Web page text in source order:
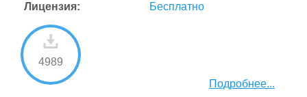
Лицензия: Бесплатно
4989
Подробнее...